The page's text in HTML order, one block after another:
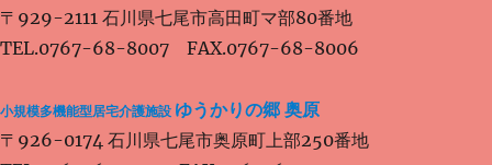
〒929-2111 石川県七尾市高田町マ部80番地
TEL.0767-68-8007 FAX.0767-68-8006
小規模多機能型居宅介護施設 ゆうかりの郷 奥原
〒926-0174 石川県七尾市奥原町上部250番地